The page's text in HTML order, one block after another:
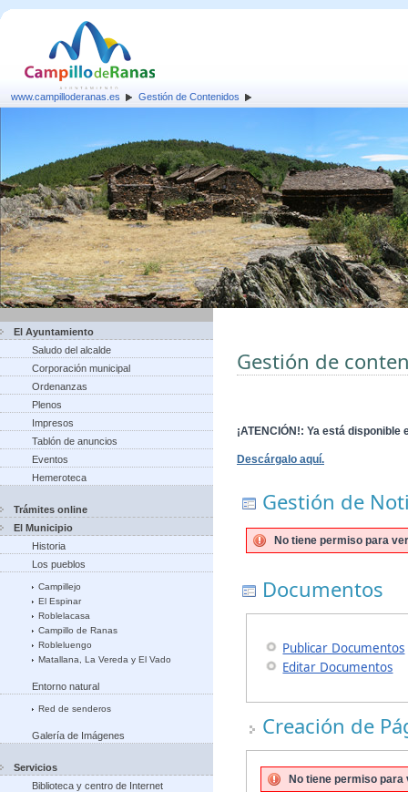
www.campilloderanas.es Gestión de Contenidos
El Ayuntamiento
Saludo del alcalde
Corporación municipal
Ordenanzas
Plenos
Impresos
Tablón de anuncios
Eventos
Hemeroteca
Trámites online
El Municipio
Historia
Los pueblos
Campillejo
El Espinar
Roblelacasa
Campillo de Ranas
Robleluengo
Matallana, La Vereda y El Vado
Entorno natural
Red de senderos
Galería de Imágenes
Servicios
Biblioteca y centro de Internet
Gestión de
¡ATENCIÓN!: Ya está disponible
Descárgalo aquí.
Gestión de
No tiene permiso para
Documentos
Publicar Documentos
Editar Documentos
Creación de
No tiene permiso